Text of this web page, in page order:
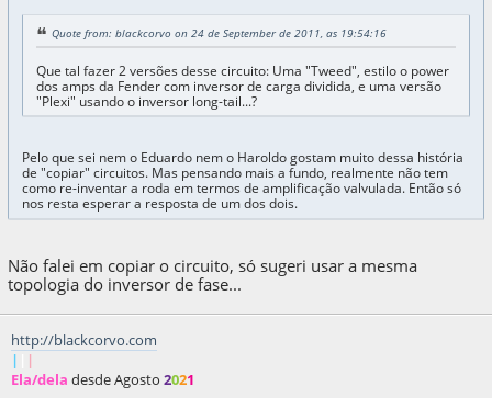
Quote from: blackcorvo on 24 de September de 2011, as 19:54:16
Que tal fazer 2 versões desse circuito: Uma "Tweed", estilo o power
dos amps da Fender com inversor de carga dividida, e uma versão
"Plexi" usando o inversor long-tail...?
Pelo que sei nem o Eduardo nem o Haroldo gostam muito dessa história
de "copiar" circuitos. Mas pensando mais a fundo, realmente não tem
como re-inventar a roda em termos de amplificação valvulada. Então só
nos resta esperar a resposta de um dos dois.
Não falei em copiar o circuito, só sugeri usar a mesma
topologia do inversor de fase...
http://blackcorvo.com
|
|
Ela/dela desde Agosto 2021